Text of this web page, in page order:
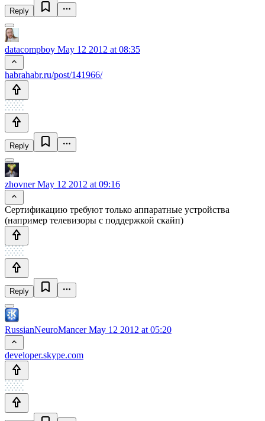
Reply
datacompboy May 12 2012 at 08:35
habrahabr.ru/post/141966/
Reply
zhovnerMay 12 2012 at 09:16
Сертификацию требуют только аппаратные устройства
(например телевизоры с поддержкой скайп)
Reply
RussianNeuroMancerMay 12 2012 at 05:20
developer.skype.com